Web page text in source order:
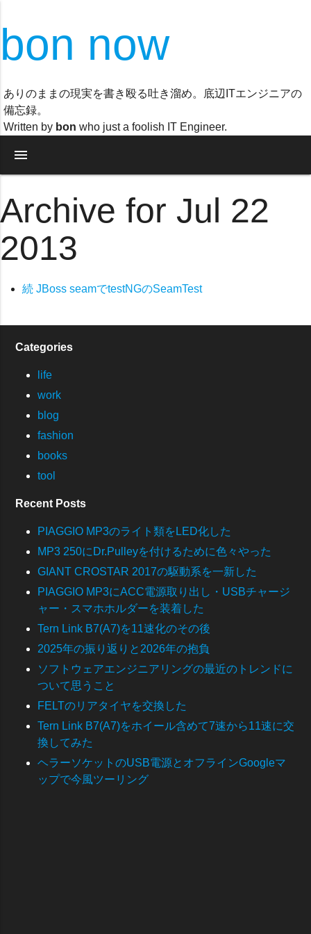
bon now
ありのままの現実を書き殴る吐き溜め。底辺ITエンジニアの
備忘録。
Written by bon who just a foolish IT Engineer.
menu
Archive for Jul 22
2013
続 JBoss seamでtestNGのSeamTest
Categories
life
work
blog
fashion
books
tool
Recent Posts
PIAGGIO MP3のライト類をLED化した
MP3 250にDr.Pulleyを付けるために色々やった
GIANT CROSTAR 2017の駆動系を一新した
PIAGGIO MP3にACC電源取り出し・USBチャージ
ャー・スマホホルダーを装着した
Tern Link B7(A7)を11速化のその後
2025年の振り返りと2026年の抱負
ソフトウェアエンジニアリングの最近のトレンドに
ついて思うこと
FELTのリアタイヤを交換した
Tern Link B7(A7)をホイール含めて7速から11速に交
換してみた
ヘラーソケットのUSB電源とオフラインGoogleマ
ップで今風ツーリング